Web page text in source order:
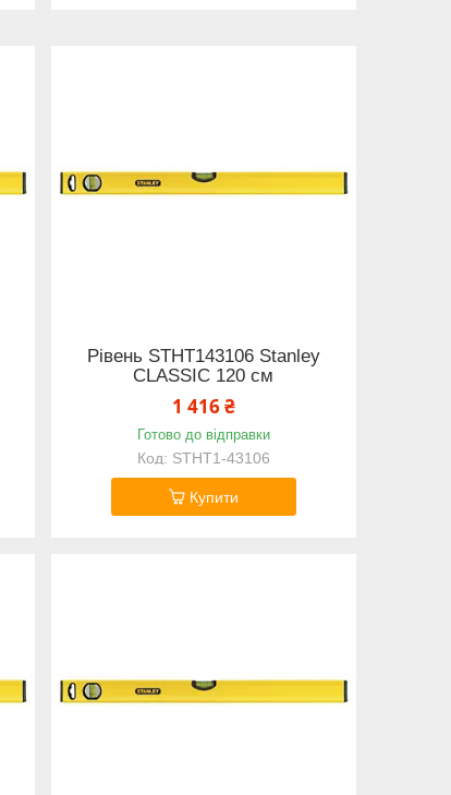
Рівень STHT143106 Stanley
CLASSIC 120 см
1 416 ₴
Готово до відправки
STHT1-43106
Купити